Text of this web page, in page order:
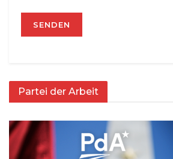
Partei der Arbeit